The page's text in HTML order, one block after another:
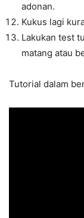
adonan.
Kukus lagi
Lakukan test
matang atau
Tutorial dalam